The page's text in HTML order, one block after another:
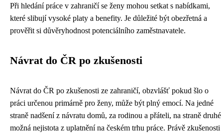
Při hledání práce v zahraničí se ženy mohou setkat s nabídkami,
které slibují vysoké platy a benefity. Je důležité být obezřetná a
prověřit si důvěryhodnost potenciálního zaměstnavatele.
Návrat do ČR po zkušenosti
Návrat do ČR po zkušenosti ze zahraničí, obzvlášť pokud šlo o
práci určenou primárně pro ženy, může být plný emocí. Na jedné
straně nadšení z návratu domů, za rodinou a přáteli, na straně druhé
možná nejistota z uplatnění na českém trhu práce. Právě zkušenosti